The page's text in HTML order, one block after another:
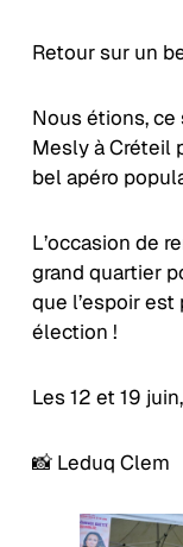
Retour sur un
Nous étions,
Mesly à Créteil
bel apéro
L’occasion de
grand quartier
que l’espoir
élection !
Les 12 et 19
📸 Leduq Clem